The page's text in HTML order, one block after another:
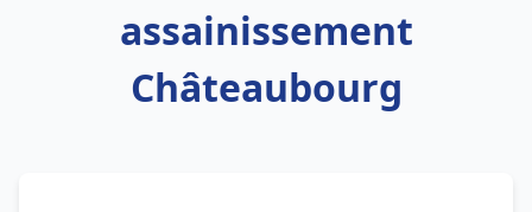
assainissement
Châteaubourg